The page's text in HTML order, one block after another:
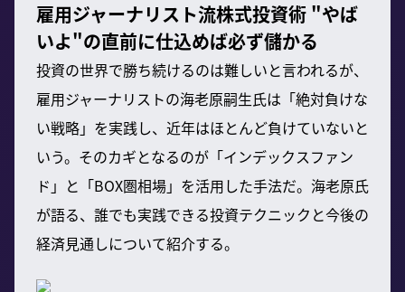
雇用ジャーナリスト流株式投資術 "やば
いよ"の直前に仕込めば必ず儲かる
投資の世界で勝ち続けるのは難しいと言われるが、
雇用ジャーナリストの海老原嗣生氏は「絶対負けな
い戦略」を実践し、近年はほとんど負けていないと
いう。そのカギとなるのが「インデックスファン
ド」と「BOX圏相場」を活用した手法だ。海老原氏
が語る、誰でも実践できる投資テクニックと今後の
経済見通しについて紹介する。